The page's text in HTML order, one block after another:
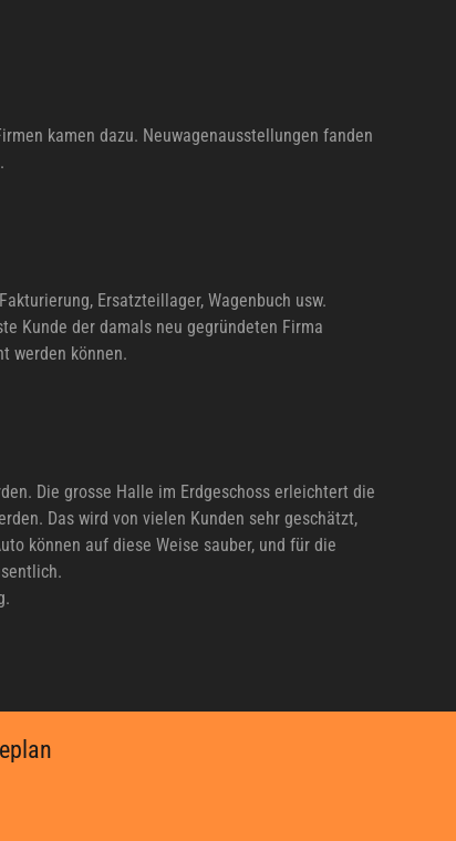
kamen dazu. Neuwagenausstellungen fanden
Ersatzteillager, Wagenbuch usw.
Kunde der damals neu gegründeten Firma
werden können.
Die grosse Halle im Erdgeschoss erleichtert die
Das wird von vielen Kunden sehr geschätzt,
können auf diese Weise sauber, und für die